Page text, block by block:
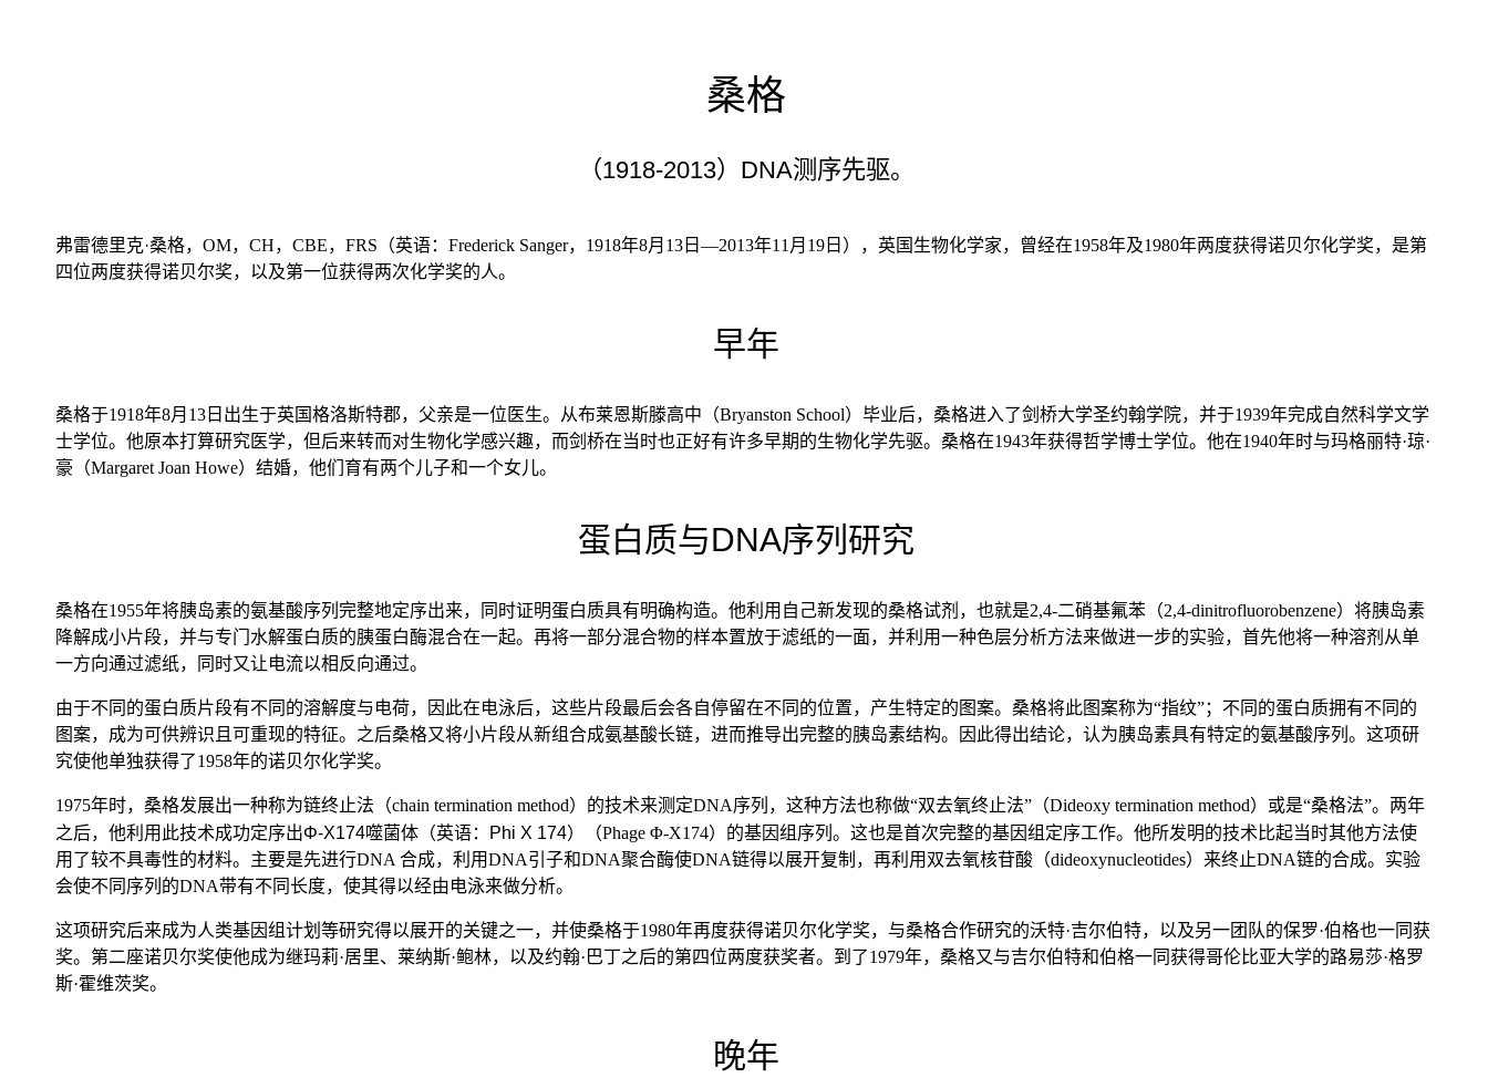
桑格
（1918-2013）DNA测序先驱。
弗雷德里克·桑格，OM，CH，CBE，FRS（英语：Frederick Sanger，1918年8月13日—2013年11月19日），英国生物化学家，曾经在1958年及1980年两度获得诺贝尔化学奖，是第
四位两度获得诺贝尔奖，以及第一位获得两次化学奖的人。
早年
桑格于1918年8月13日出生于英国格洛斯特郡，父亲是一位医生。从布莱恩斯滕高中（Bryanston School）毕业后，桑格进入了剑桥大学圣约翰学院，并于1939年完成自然科学文学
士学位。他原本打算研究医学，但后来转而对生物化学感兴趣，而剑桥在当时也正好有许多早期的生物化学先驱。桑格在1943年获得哲学博士学位。他在1940年时与玛格丽特·琼·
豪（Margaret Joan Howe）结婚，他们育有两个儿子和一个女儿。
蛋白质与DNA序列研究
桑格在1955年将胰岛素的氨基酸序列完整地定序出来，同时证明蛋白质具有明确构造。他利用自己新发现的桑格试剂，也就是2,4-二硝基氟苯（2,4-dinitrofluorobenzene）将胰岛素
降解成小片段，并与专门水解蛋白质的胰蛋白酶混合在一起。再将一部分混合物的样本置放于滤纸的一面，并利用一种色层分析方法来做进一步的实验，首先他将一种溶剂从单
一方向通过滤纸，同时又让电流以相反向通过。
由于不同的蛋白质片段有不同的溶解度与电荷，因此在电泳后，这些片段最后会各自停留在不同的位置，产生特定的图案。桑格将此图案称为“指纹”；不同的蛋白质拥有不同的
图案，成为可供辨识且可重现的特征。之后桑格又将小片段从新组合成氨基酸长链，进而推导出完整的胰岛素结构。因此得出结论，认为胰岛素具有特定的氨基酸序列。这项研
究使他单独获得了1958年的诺贝尔化学奖。
1975年时，桑格发展出一种称为链终止法（chain termination method）的技术来测定DNA序列，这种方法也称做“双去氧终止法”（Dideoxy termination method）或是“桑格法”。两年
之后，他利用此技术成功定序出Φ-X174噬菌体 （英语：Phi X 174）
（Phage Φ-X174）的基因组序列。这也是首次完整的基因组定序工作。他所发明的技术比起当时其他方法使
用了较不具毒性的材料。主要是先进行DNA 合成，利用DNA引子和DNA聚合酶使DNA链得以展开复制，再利用双去氧核苷酸（dideoxynucleotides）来终止DNA链的合成。实验
会使不同序列的DNA带有不同长度，使其得以经由电泳来做分析。
这项研究后来成为人类基因组计划等研究得以展开的关键之一，并使桑格于1980年再度获得诺贝尔化学奖，与桑格合作研究的沃特·吉尔伯特，以及另一团队的保罗·伯格也一同获
奖。第二座诺贝尔奖使他成为继玛莉·居里、莱纳斯·鲍林，以及约翰·巴丁之后的第四位两度获奖者。到了1979年，桑格又与吉尔伯特和伯格一同获得哥伦比亚大学的路易莎·格罗
斯·霍维茨奖。
晚年